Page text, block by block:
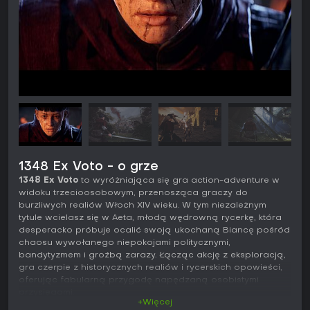
1348 Ex Voto - o grze
1348 Ex Voto to wyróżniająca się gra action-adventure w
widoku trzecioosobowym, przenosząca graczy do
burzliwych realiów Włoch XIV wieku. W tym niezależnym
tytule wcielasz się w Aeta, młodą wędrowną rycerkę, która
desperacko próbuje ocalić swoją ukochaną Biancę pośród
chaosu wywołanego niepokojami politycznymi,
bandytyzmem i groźbą zarazy. Łącząc akcję z eksploracją,
gra czerpie z historycznych realiów i rycerskich opowieści,
oferując fabularną przygodę napędzaną osobistymi
+Więcej